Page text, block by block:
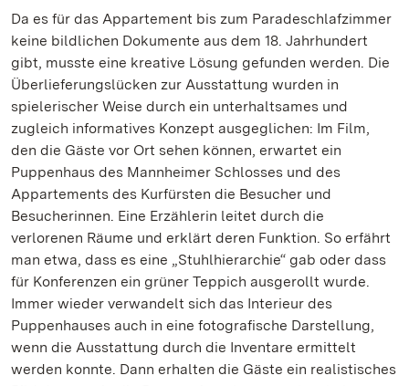
Da es für das Appartement bis zum Paradeschlafzimmer
keine bildlichen Dokumente aus dem 18. Jahrhundert
gibt, musste eine kreative Lösung gefunden werden. Die
Überlieferungslücken zur Ausstattung wurden in
spielerischer Weise durch ein unterhaltsames und
zugleich informatives Konzept ausgeglichen: Im Film,
den die Gäste vor Ort sehen können, erwartet ein
Puppenhaus des Mannheimer Schlosses und des
Appartements des Kurfürsten die Besucher und
Besucherinnen. Eine Erzählerin leitet durch die
verlorenen Räume und erklärt deren Funktion. So erfährt
man etwa, dass es eine „Stuhlhierarchie“ gab oder dass
für Konferenzen ein grüner Teppich ausgerollt wurde.
Immer wieder verwandelt sich das Interieur des
Puppenhauses auch in eine fotografische Darstellung,
wenn die Ausstattung durch die Inventare ermittelt
werden konnte. Dann erhalten die Gäste ein realistisches